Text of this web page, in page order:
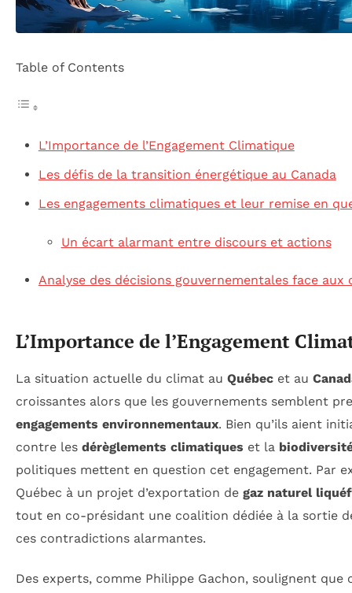
Table of Contents
L’Importance de l’Engagement Climatique
Les défis de la transition énergétique au Canada
Les engagements climatiques et leur remise en
Un écart alarmant entre discours et actions
Analyse des décisions gouvernementales face aux
L’Importance de l’Engagement
La situation actuelle du climat au Québec et au
croissantes alors que les gouvernements semblent
engagements environnementaux. Bien qu’ils aient
contre les dérèglements climatiques et la
politiques mettent en question cet engagement. Par
Québec à un projet d’exportation de gaz naturel
tout en co-présidant une coalition dédiée à la sortie
ces contradictions alarmantes.
Des experts, comme Philippe Gachon, soulignent que